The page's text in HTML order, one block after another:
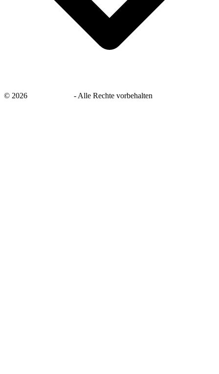
© 2026 - Alle Rechte vorbehalten